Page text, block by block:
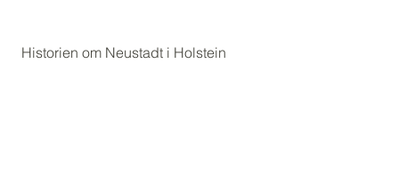
Historien om Neustadt i Holstein